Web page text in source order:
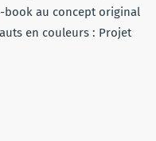
book au concept original
en couleurs : Projet